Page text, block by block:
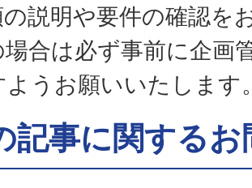
の説明や要件の確認を
場合は必ず事前に企画
ようお願いいたします
記事に関する